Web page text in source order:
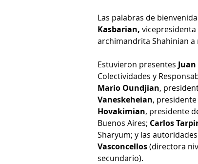
Las palabras de
Kasbarian, vicepresidenta
archimandrita Shahinian a
Estuvieron presentes
Colectividades y
Mario Oundjian,
Vaneskeheian,
Hovakimian, presidente
Buenos Aires; Carlos
Sharyum; y las
Vasconcellos (directora
secundario).